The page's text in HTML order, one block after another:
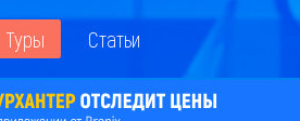
Туры Статьи